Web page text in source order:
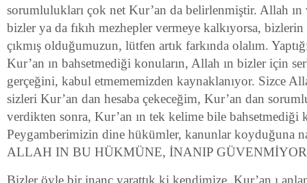
sorumlulukları çok net Kur’an da belirlenmiştir. Allah
bizler ya da fıkıh mezhepler vermeye kalkıyorsa, bizlerin
çıkmış olduğumuzun, lütfen artık farkında olalım.
Kur’an ın bahsetmediği konuların, Allah ın bizler için
gerçeğini, kabul etmememizden kaynaklanıyor. Sizce
sizleri Kur’an dan hesaba çekeceğim, Kur’an dan
verdikten sonra, Kur’an ın tek kelime bile bahsetmediği
Peygamberimizin dine hükümler, kanunlar koyduğuna
ALLAH IN BU HÜKMÜNE, İNANIP
Bizler öyle bir inanç yarattık ki kendimize, Kur’an ı